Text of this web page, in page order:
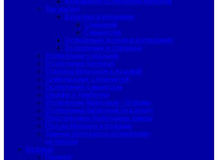
Тип жилья
Балконы в хрущевке
С крышей
С выносом
Остекление домов и коттеджей
Остекление в сталинке
Остекление с крышей
Остекление беседок
Отделка балконов и лоджий
Совмещение с комнатой
Остекление с выносом
Шкафы и тумбочки
Остекление балконов - Отзывы
Остекление балконов под ключ
Пластиковые балконные двери
Пол на балконе и лоджии
Замена холодного остекления
на теплое
Лоджии
Полное